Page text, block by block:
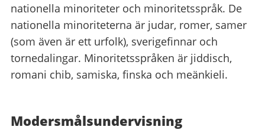
nationella minoriteter och minoritetsspråk. De
nationella minoriteterna är judar, romer, samer
(som även är ett urfolk), sverigefinnar och
tornedalingar. Minoritetsspråken är jiddisch,
romani chib, samiska, finska och meänkieli.
Modersmålsundervisning